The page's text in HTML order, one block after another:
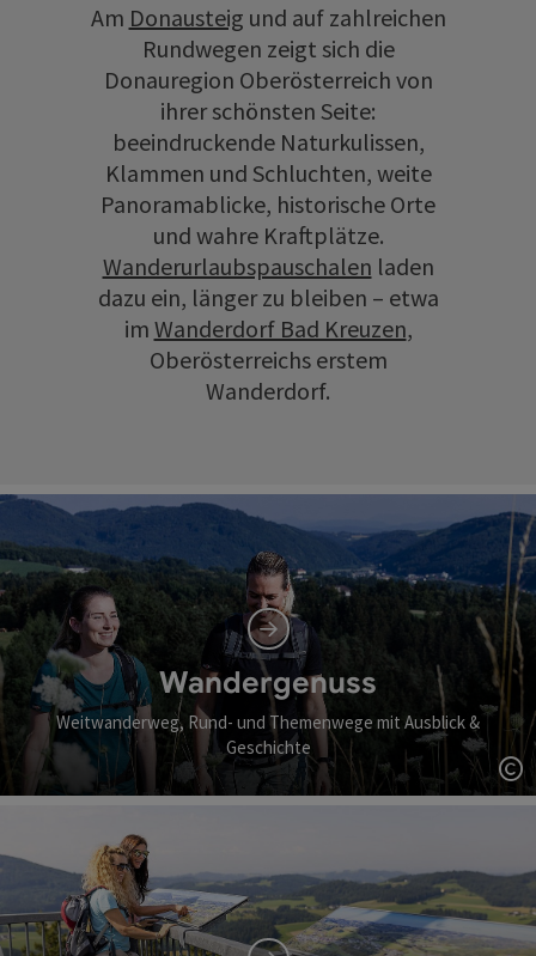
Am Donausteig und auf zahlreichen
Rundwegen zeigt sich die
Donauregion Oberösterreich von
ihrer schönsten Seite:
beeindruckende Naturkulissen,
Klammen und Schluchten, weite
Panoramablicke, historische Orte
und wahre Kraftplätze.
Wanderurlaubspauschalen laden
dazu ein, länger zu bleiben – etwa
im Wanderdorf Bad Kreuzen,
Oberösterreichs erstem
Wanderdorf.
Wandergenuss
Weitwanderweg, Rund- und Themenwege mit Ausblick &
Geschichte